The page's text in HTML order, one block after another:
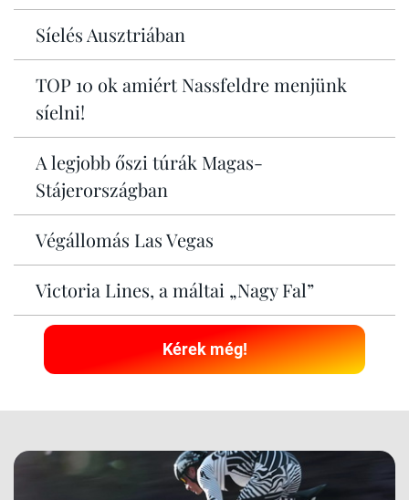
Síelés Ausztriában
TOP 10 ok amiért Nassfeldre menjünk
síelni!
A legjobb őszi túrák Magas-
Stájerországban
Végállomás Las Vegas
Victoria Lines, a máltai „Nagy Fal”
Kérek még!